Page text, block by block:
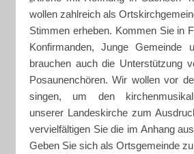
wollen zahlreich als
Stimmen erheben. Kommen Sie in
Konfirmanden, Junge Gemeinde
brauchen auch die Unterstützung
Posaunenchören. Wir wollen vor
singen, um den
unserer Landeskirche zum
vervielfältigen Sie die im Anhang
Geben Sie sich als Ortsgemeinde